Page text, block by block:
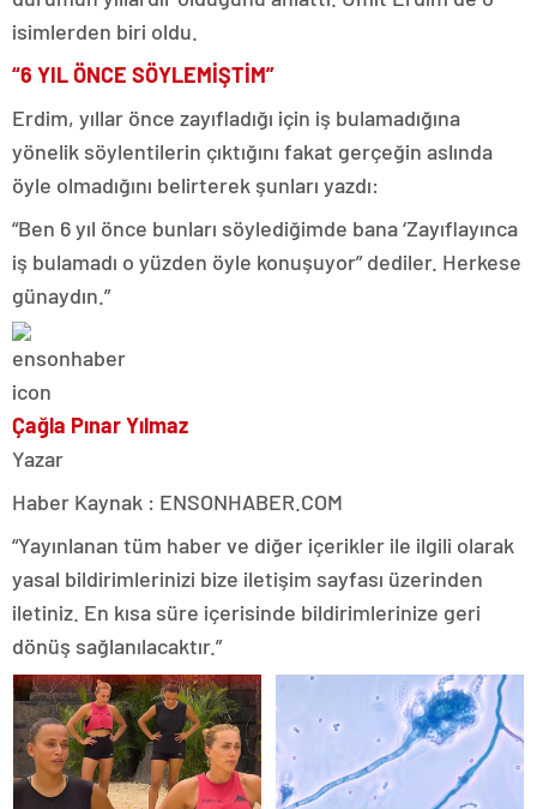
isimlerden biri oldu.
“6 YIL ÖNCE SÖYLEMİŞTİM”
Erdim, yıllar önce zayıfladığı için iş bulamadığına
yönelik söylentilerin çıktığını fakat gerçeğin aslında
öyle olmadığını belirterek şunları yazdı:
“Ben 6 yıl önce bunları söylediğimde bana ‘Zayıflayınca
iş bulamadı o yüzden öyle konuşuyor” dediler. Herkese
günaydın.”
Çağla Pınar Yılmaz
Yazar
Haber Kaynak : ENSONHABER.COM
“Yayınlanan tüm haber ve diğer içerikler ile ilgili olarak
yasal bildirimlerinizi bize iletişim sayfası üzerinden
iletiniz. En kısa süre içerisinde bildirimlerinize geri
dönüş sağlanılacaktır.”